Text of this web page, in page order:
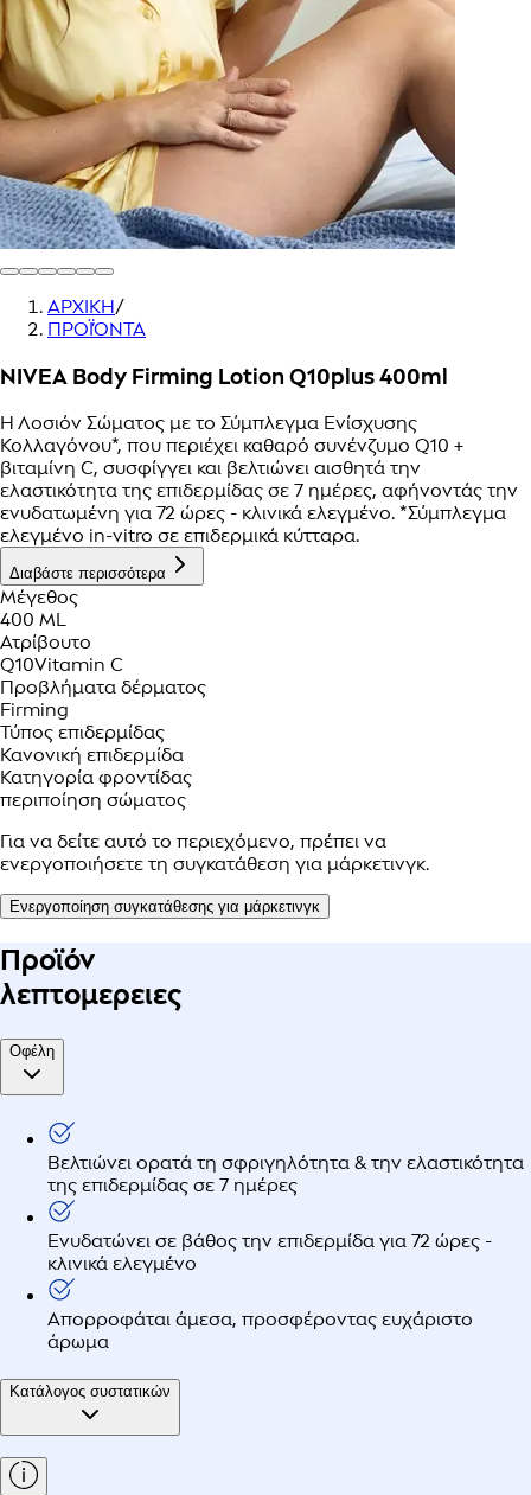
ΑΡΧΙΚΗ/
ΠΡΟΪΌΝΤΑ
NIVEA Body Firming Lotion Q10plus 400ml
Η Λοσιόν Σώματος με το Σύμπλεγμα Ενίσχυσης
Κολλαγόνου*, που περιέχει καθαρό συνένζυμο Q10 +
βιταμίνη C, συσφίγγει και βελτιώνει αισθητά την
ελαστικότητα της επιδερμίδας σε 7 ημέρες, αφήνοντάς την
ενυδατωμένη για 72 ώρες - κλινικά ελεγμένο. *Σύμπλεγμα
ελεγμένο in-vitro σε επιδερμικά κύτταρα.
Διαβάστε περισσότερα
Μέγεθος
400 ML
Ατρίβουτο
Q10Vitamin C
Προβλήματα δέρματος
Firming
Τύπος επιδερμίδας
Κανονική επιδερμίδα
Κατηγορία φροντίδας
περιποίηση σώματος
Για να δείτε αυτό το περιεχόμενο, πρέπει να
ενεργοποιήσετε τη συγκατάθεση για μάρκετινγκ.
Ενεργοποίηση συγκατάθεσης για μάρκετινγκ
Προϊόν
λεπτομερειες
Οφέλη
Βελτιώνει ορατά τη σφριγηλότητα & την ελαστικότητα
της επιδερμίδας σε 7 ημέρες
Ενυδατώνει σε βάθος την επιδερμίδα για 72 ώρες -
κλινικά ελεγμένο
Απορροφάται άμεσα, προσφέροντας ευχάριστο
άρωμα
Κατάλογος συστατικών